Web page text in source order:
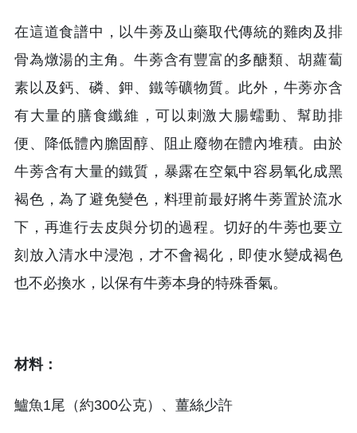
在這道食譜中，以牛蒡及山藥取代傳統的雞肉及排
骨為燉湯的主角。牛蒡含有豐富的多醣類、胡蘿蔔
素以及鈣、磷、鉀、鐵等礦物質。此外，牛蒡亦含
有大量的膳食纖維，可以刺激大腸蠕動、幫助排
便、降低體內膽固醇、阻止廢物在體內堆積。由於
牛蒡含有大量的鐵質，暴露在空氣中容易氧化成黑
褐色，為了避免變色，料理前最好將牛蒡置於流水
下，再進行去皮與分切的過程。切好的牛蒡也要立
刻放入清水中浸泡，才不會褐化，即使水變成褐色
也不必換水，以保有牛蒡本身的特殊香氣。
材料：
鱸魚1尾（約300公克）、薑絲少許